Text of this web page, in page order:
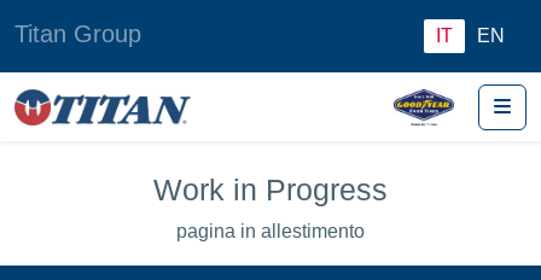
Titan Group IT EN
Work in Progress
pagina in allestimento